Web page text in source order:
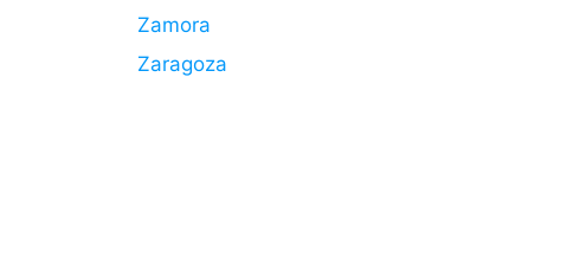
Zamora
Zaragoza